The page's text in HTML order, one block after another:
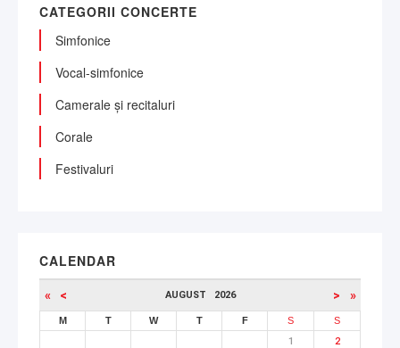
CATEGORII CONCERTE
Simfonice
Vocal-simfonice
Camerale și recitaluri
Corale
Festivaluri
CALENDAR
« < AUGUST 2026 > »
M T W T F S S
1
2